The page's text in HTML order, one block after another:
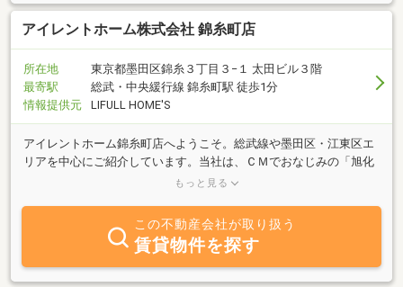
アイレントホーム株式会社 錦糸町店
所在地
東京都墨田区錦糸３丁目３−１ 太田ビル３階
最寄駅
総武・中央緩行線 錦糸町駅 徒歩1分
情報提供元
LIFULL HOME'S
アイレントホーム錦糸町店へようこそ。総武線や墨田区・江東区エ
リアを中心にご紹介しています。当社は、ＣＭでおなじみの「旭化
成ヘーベルメゾン」・「大和ハウス」の賃貸募集代理店ですので物
もっと見る
この不動産会社が取り扱う
賃貸物件を探す